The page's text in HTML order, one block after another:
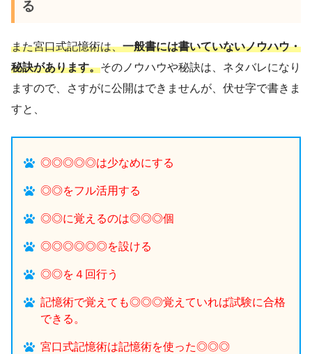
る
また宮口式記憶術は、一般書には書いていないノウハウ・
秘訣があります。そのノウハウや秘訣は、ネタバレになり
ますので、さすがに公開はできませんが、伏せ字で書きま
すと、
◎◎◎◎◎は少なめにする
◎◎をフル活用する
◎◎に覚えるのは◎◎◎個
◎◎◎◎◎◎を設ける
◎◎を４回行う
記憶術で覚えても◎◎◎覚えていれば試験に合格
できる。
宮口式記憶術は記憶術を使った◎◎◎